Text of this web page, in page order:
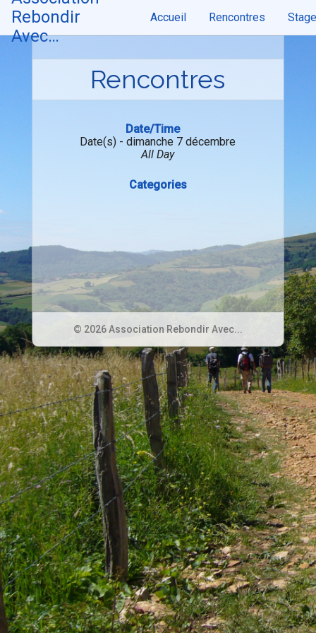
Skip
content
Rebondir
Avec…
Accueil Rencontres
Rencontres
Date/Time
Date(s) - dimanche 7 décembre
All Day
Categories
© 2026 Association Rebondir Avec...